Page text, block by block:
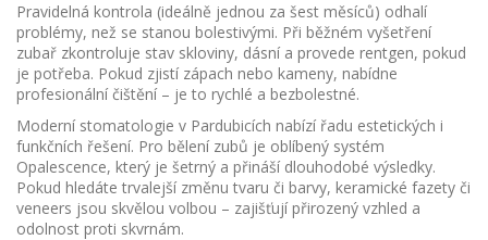
Pravidelná kontrola (ideálně jednou za šest měsíců) odhalí
problémy, než se stanou bolestivými. Při běžném vyšetření
zubař zkontroluje stav skloviny, dásní a provede rentgen, pokud
je potřeba. Pokud zjistí zápach nebo kameny, nabídne
profesionální čištění – je to rychlé a bezbolestné.
Moderní stomatologie v Pardubicích nabízí řadu estetických i
funkčních řešení. Pro bělení zubů je oblíbený systém
Opalescence, který je šetrný a přináší dlouhodobé výsledky.
Pokud hledáte trvalejší změnu tvaru či barvy, keramické fazety či
veneers jsou skvělou volbou – zajišťují přirozený vzhled a
odolnost proti skvrnám.